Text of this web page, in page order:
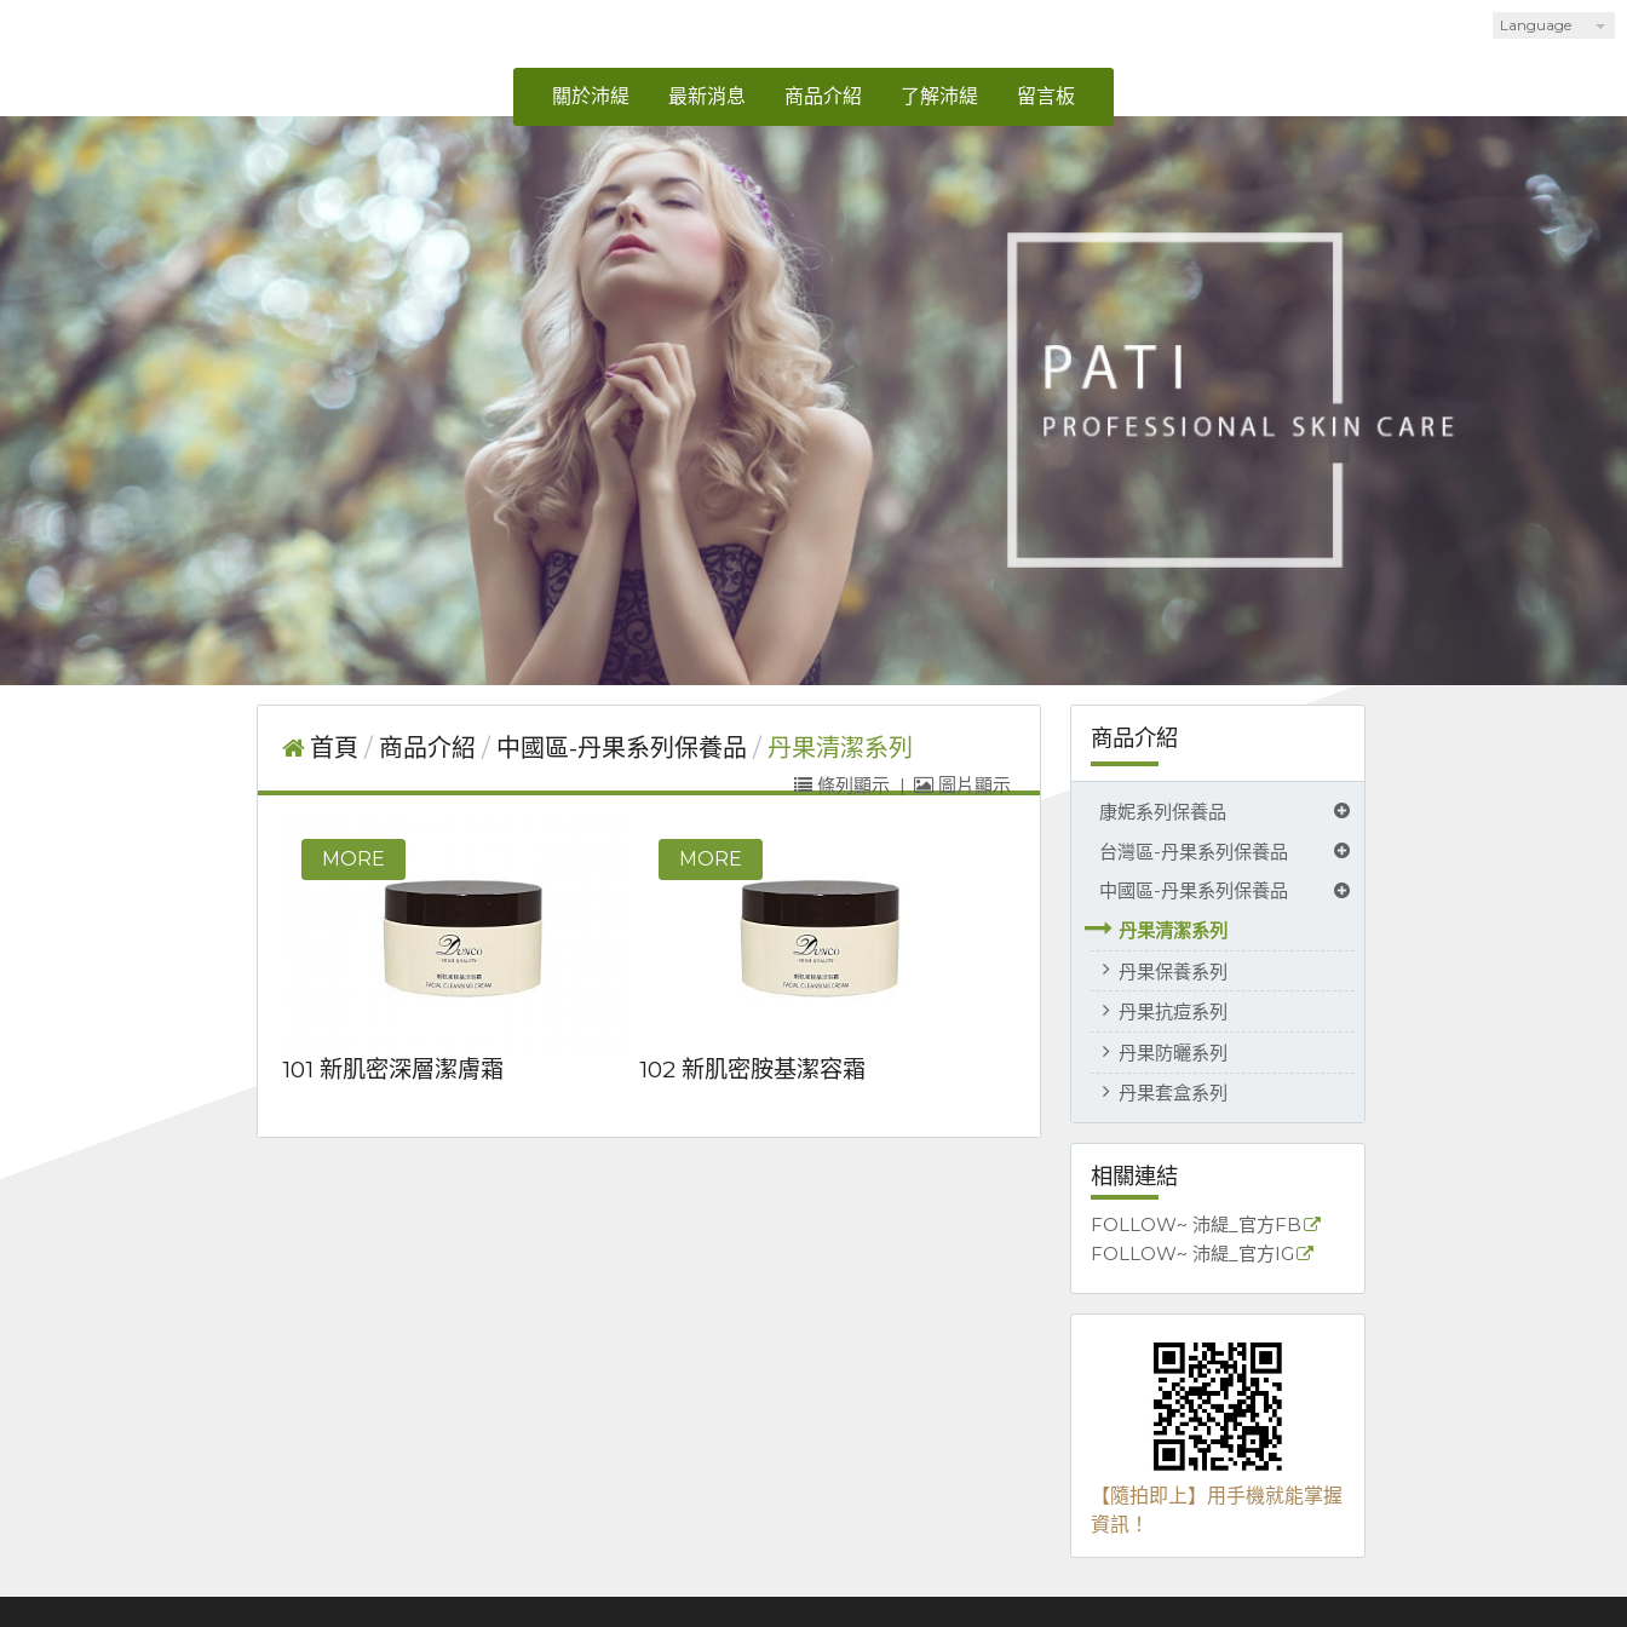
Language
關於沛緹 最新消息 商品介紹 了解沛緹 留言板
商品介紹
康妮系列保養品
台灣區-丹果系列保養品
中國區-丹果系列保養品
丹果清潔系列
丹果保養系列
丹果抗痘系列
丹果防曬系列
丹果套盒系列
相關連結
FOLLOW~ 沛緹_官方FB
FOLLOW~ 沛緹_官方IG
【隨拍即上】用手機就能掌握
資訊！
首頁 商品介紹 中國區-丹果系列保養品 丹果清潔系列
條列顯示| 圖片顯示
101 新肌密深層潔膚霜 102 新肌密胺基潔容霜